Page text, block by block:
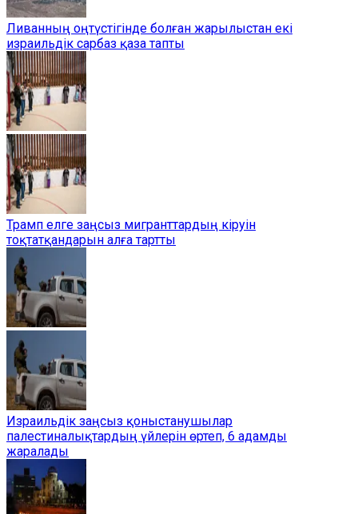
Ливанның оңтүстігінде болған жарылыстан екі
израильдік сарбаз қаза тапты
Трамп елге заңсыз мигранттардың кіруін
тоқтатқандарын алға тартты
Израильдік заңсыз қоныстанушылар
палестиналықтардың үйлерін өртеп, 6 адамды
жаралады